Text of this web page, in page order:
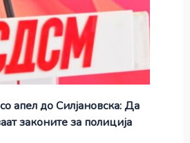
апел до Силјановска: Да
законите за полиција